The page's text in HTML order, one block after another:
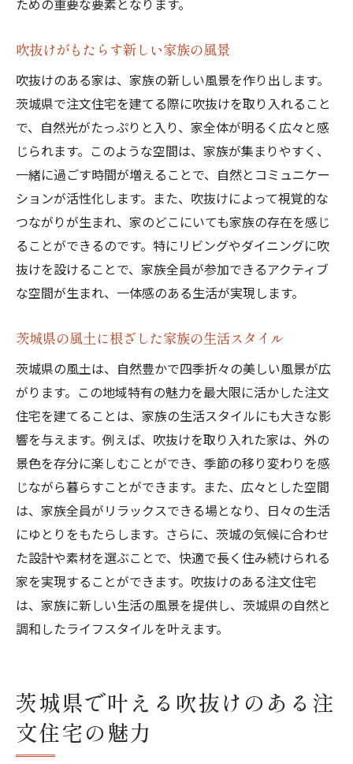
ための重要な要素となります。
吹抜けがもたらす新しい家族の風景
吹抜けのある家は、家族の新しい風景を作り出します。
茨城県で注文住宅を建てる際に吹抜けを取り入れること
で、自然光がたっぷりと入り、家全体が明るく広々と感
じられます。このような空間は、家族が集まりやすく、
一緒に過ごす時間が増えることで、自然とコミュニケー
ションが活性化します。また、吹抜けによって視覚的な
つながりが生まれ、家のどこにいても家族の存在を感じ
ることができるのです。特にリビングやダイニングに吹
抜けを設けることで、家族全員が参加できるアクティブ
な空間が生まれ、一体感のある生活が実現します。
茨城県の風土に根ざした家族の生活スタイル
茨城県の風土は、自然豊かで四季折々の美しい風景が広
がります。この地域特有の魅力を最大限に活かした注文
住宅を建てることは、家族の生活スタイルにも大きな影
響を与えます。例えば、吹抜けを取り入れた家は、外の
景色を存分に楽しむことができ、季節の移り変わりを感
じながら暮らすことができます。また、広々とした空間
は、家族全員がリラックスできる場となり、日々の生活
にゆとりをもたらします。さらに、茨城の気候に合わせ
た設計や素材を選ぶことで、快適で長く住み続けられる
家を実現することができます。吹抜けのある注文住宅
は、家族に新しい生活の風景を提供し、茨城県の自然と
調和したライフスタイルを叶えます。
茨城県で叶える吹抜けのある注
文住宅の魅力